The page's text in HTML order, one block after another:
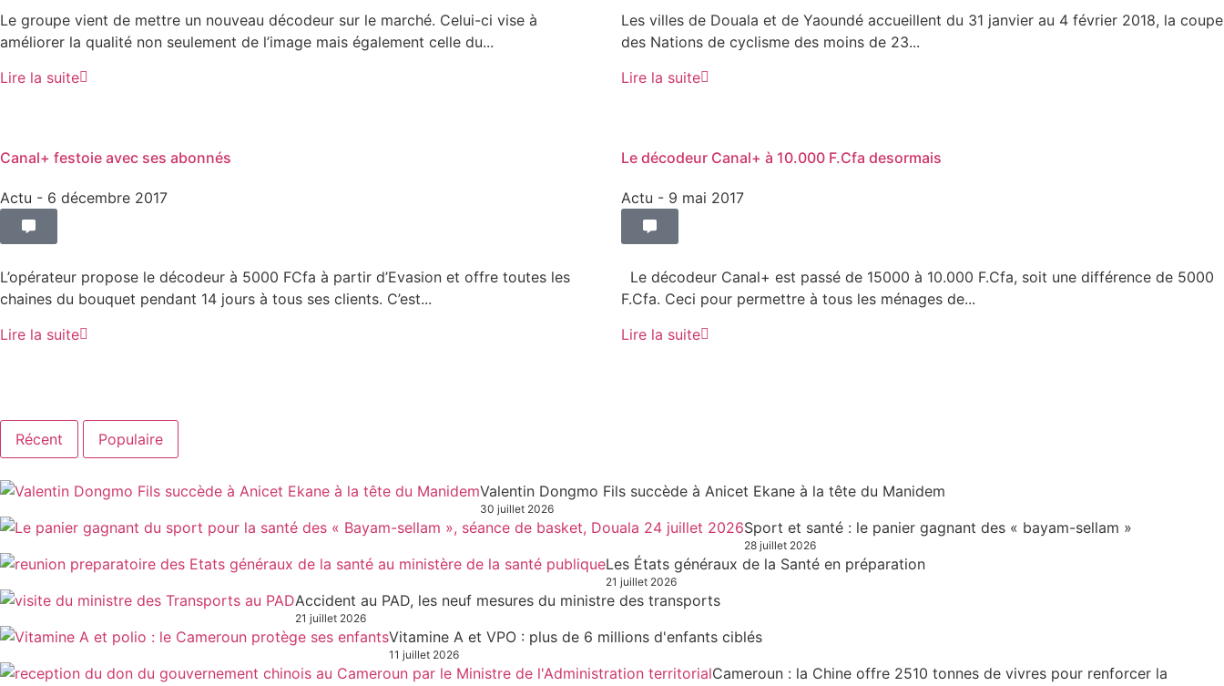
Le groupe vient de mettre un nouveau décodeur sur le marché. Celui-ci vise à
améliorer la qualité non seulement de l’image mais également celle du...
Lire la suite
Les villes de Douala et de Yaoundé accueillent du 31 janvier au 4 février 2018, la coupe
des Nations de cyclisme des moins de 23...
Lire la suite
Canal+ festoie avec ses abonnés
Actu - 6 décembre 2017
L’opérateur propose le décodeur à 5000 FCfa à partir d’Evasion et offre toutes les
chaines du bouquet pendant 14 jours à tous ses clients. C’est...
Lire la suite
Le décodeur Canal+ à 10.000 F.Cfa desormais
Actu - 9 mai 2017
Le décodeur Canal+ est passé de 15000 à 10.000 F.Cfa, soit une différence de 5000
F.Cfa. Ceci pour permettre à tous les ménages de...
Lire la suite
Récent Populaire
Valentin Dongmo Fils succède à Anicet Ekane à la tête du Manidem
30 juillet 2026
Sport et santé : le panier gagnant des « bayam-sellam »
28 juillet 2026
Les États généraux de la Santé en préparation
21 juillet 2026
Accident au PAD, les neuf mesures du ministre des transports
21 juillet 2026
Vitamine A et VPO : plus de 6 millions d'enfants ciblés
11 juillet 2026
Cameroun : la Chine offre 2510 tonnes de vivres pour renforcer la